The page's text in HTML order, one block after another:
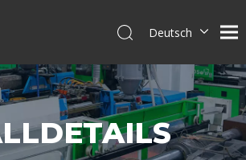
Deutsch
العربية
Français
Pусский